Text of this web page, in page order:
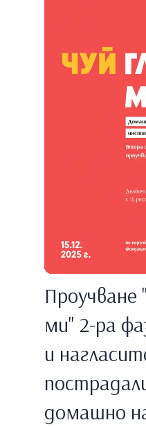
Проучване
ми" 2-ра
и
домашно